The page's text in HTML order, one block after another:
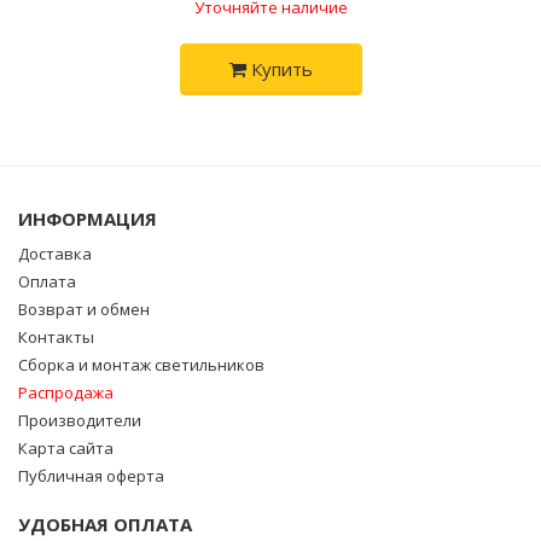
Уточняйте наличие
Купить
ИНФОРМАЦИЯ
Доставка
Оплата
Возврат и обмен
Контакты
Сборка и монтаж светильников
Распродажа
Производители
Карта сайта
Публичная оферта
УДОБНАЯ ОПЛАТА